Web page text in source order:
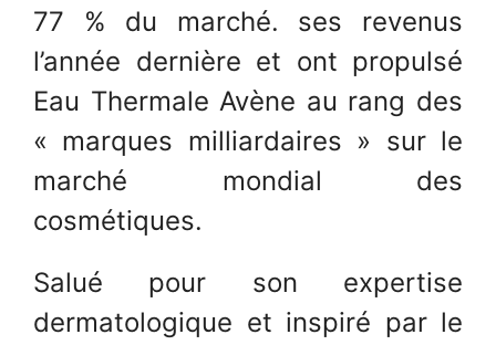
77 % du marché. ses revenus
l’année dernière et ont propulsé
Eau Thermale Avène au rang des
« marques milliardaires » sur le
marché mondial des
cosmétiques.
Salué pour son expertise
dermatologique et inspiré par le